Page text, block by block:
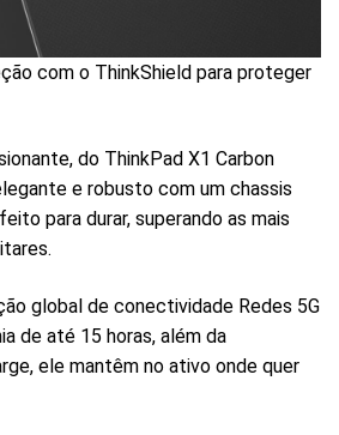
com o ThinkShield para proteger
do ThinkPad X1 Carbon
e robusto com um chassis
para durar, superando as mais
global de conectividade Redes 5G
de até 15 horas, além da
ele mantêm no ativo onde quer